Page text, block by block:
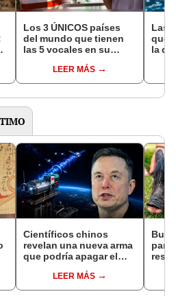
Los 3 ÚNICOS países
del mundo que tienen
las 5 vocales en su
con unoLEER MÁS
Las
que
la de
Científicos chinos
revelan una nueva arma
que podría apagar el
afectar redes como
Starlink de Elon Musk
LEER MÁS
para